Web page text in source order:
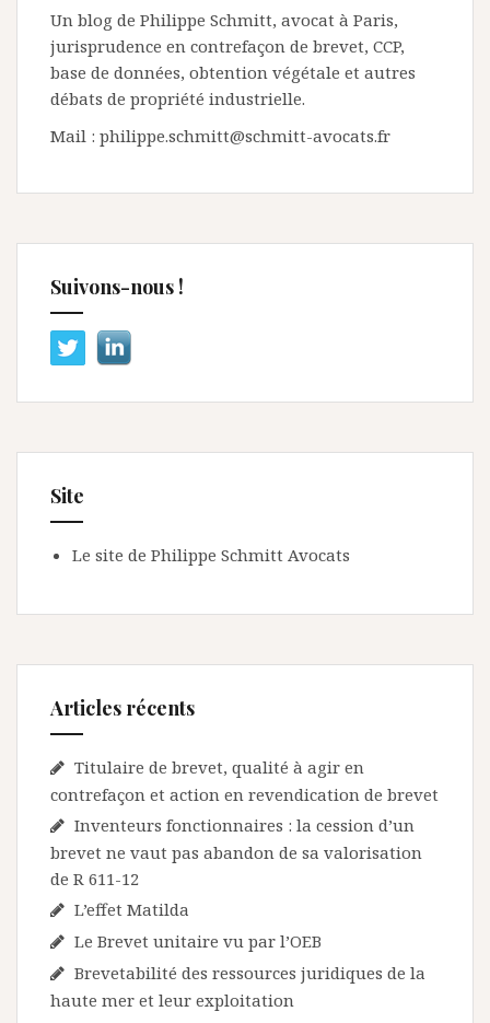
Un blog de Philippe Schmitt, avocat à Paris,
jurisprudence en contrefaçon de brevet, CCP,
base de données, obtention végétale et autres
débats de propriété industrielle.
Mail : philippe.schmitt@schmitt-avocats.fr
Suivons-nous !
Site
Le site de Philippe Schmitt Avocats
Articles récents
Titulaire de brevet, qualité à agir en
contrefaçon et action en revendication de brevet
Inventeurs fonctionnaires : la cession d’un
brevet ne vaut pas abandon de sa valorisation
de R 611-12
L’effet Matilda
Le Brevet unitaire vu par l’OEB
Brevetabilité des ressources juridiques de la
haute mer et leur exploitation